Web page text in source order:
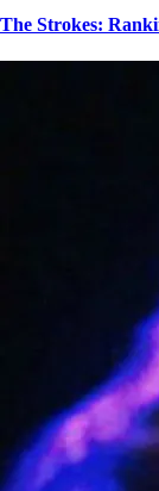
The Strokes: